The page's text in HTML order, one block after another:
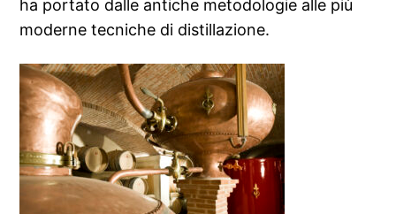
ha portato dalle antiche metodologie alle più
moderne tecniche di distillazione.